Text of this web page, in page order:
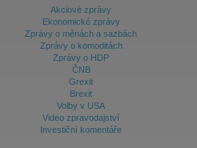
Akciové zprávy
Ekonomické zprávy
Zprávy o měnách a sazbách
Zprávy o komoditách
Zprávy o HDP
ČNB
Grexit
Brexit
Volby v USA
Video zpravodajství
Investiční komentáře